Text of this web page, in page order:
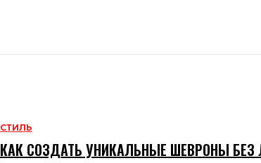
СТИЛЬ
КАК СОЗДАТЬ УНИКАЛЬНЫЕ ШЕВРОНЫ БЕЗ